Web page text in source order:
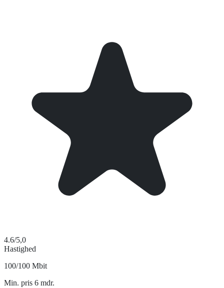
4.6/5,0
Hastighed
100/100 Mbit
Min. pris 6 mdr.